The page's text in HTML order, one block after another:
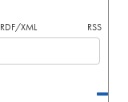
RDF/XML RSS